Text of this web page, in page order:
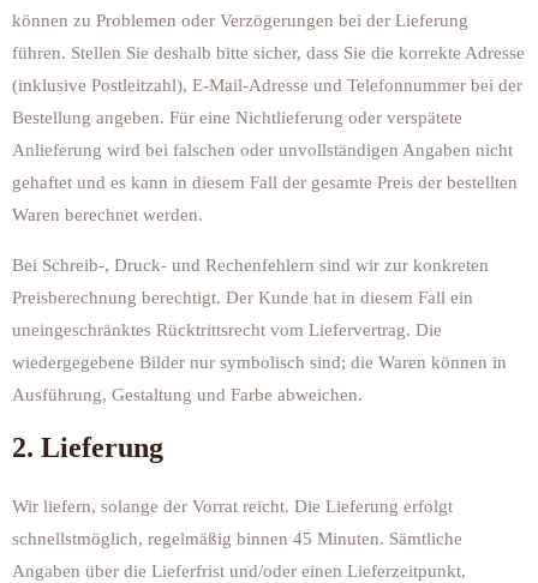
können zu Problemen oder Verzögerungen bei der Lieferung
führen. Stellen Sie deshalb bitte sicher, dass Sie die korrekte Adresse
(inklusive Postleitzahl), E-Mail-Adresse und Telefonnummer bei der
Bestellung angeben. Für eine Nichtlieferung oder verspätete
Anlieferung wird bei falschen oder unvollständigen Angaben nicht
gehaftet und es kann in diesem Fall der gesamte Preis der bestellten
Waren berechnet werden.
Bei Schreib-, Druck- und Rechenfehlern sind wir zur konkreten
Preisberechnung berechtigt. Der Kunde hat in diesem Fall ein
uneingeschränktes Rücktrittsrecht vom Liefervertrag. Die
wiedergegebene Bilder nur symbolisch sind; die Waren können in
Ausführung, Gestaltung und Farbe abweichen.
2. Lieferung
Wir liefern, solange der Vorrat reicht. Die Lieferung erfolgt
schnellstmöglich, regelmäßig binnen 45 Minuten. Sämtliche
Angaben über die Lieferfrist und/oder einen Lieferzeitpunkt,